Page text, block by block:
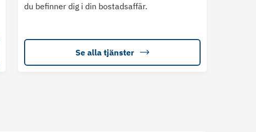
du befinner dig i din bostadsaffär.
Se alla tjänster